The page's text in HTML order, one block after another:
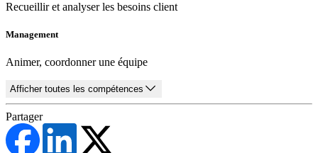
Recueillir et analyser les besoins client
Management
Animer, coordonner une équipe
Afficher toutes les compétences
Partager